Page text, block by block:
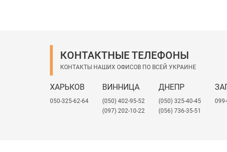
КОНТАКТНЫЕ ТЕЛЕФОНЫ
КОНТАКТЫ НАШИХ ОФИСОВ ПО ВСЕЙ УКРАИНЕ
ХАРЬКОВ
050-325-62-64
ВИННИЦА
(050) 402-95-52
(097) 202-10-22
ДНЕПР
(050) 325-40-45
(056) 736-35-51